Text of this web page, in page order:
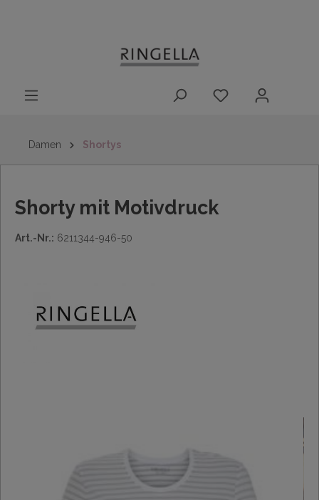
Damen Shortys
Shorty mit Motivdruck
Art.-Nr.: 6211344-946-50